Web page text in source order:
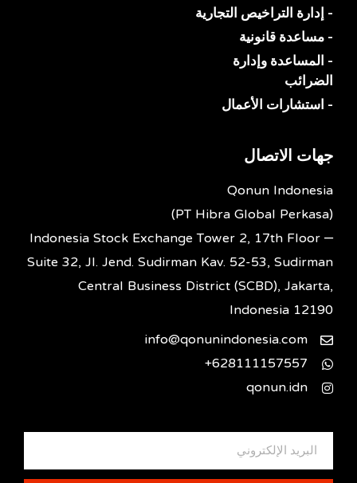
- إدارة التراخيص التجارية
- مساعدة قانونية
- المساعدة وإدارة
الضرائب
- استشارات الأعمال
جهات الاتصال
Qonun Indonesia
(PT Hibra Global Perkasa)
Indonesia Stock Exchange Tower 2, 17th Floor –
Suite 32, Jl. Jend. Sudirman Kav. 52-53, Sudirman
Central Business District (SCBD), Jakarta,
Indonesia 12190
info@qonunindonesia.com
628111157557+
qonun.idn